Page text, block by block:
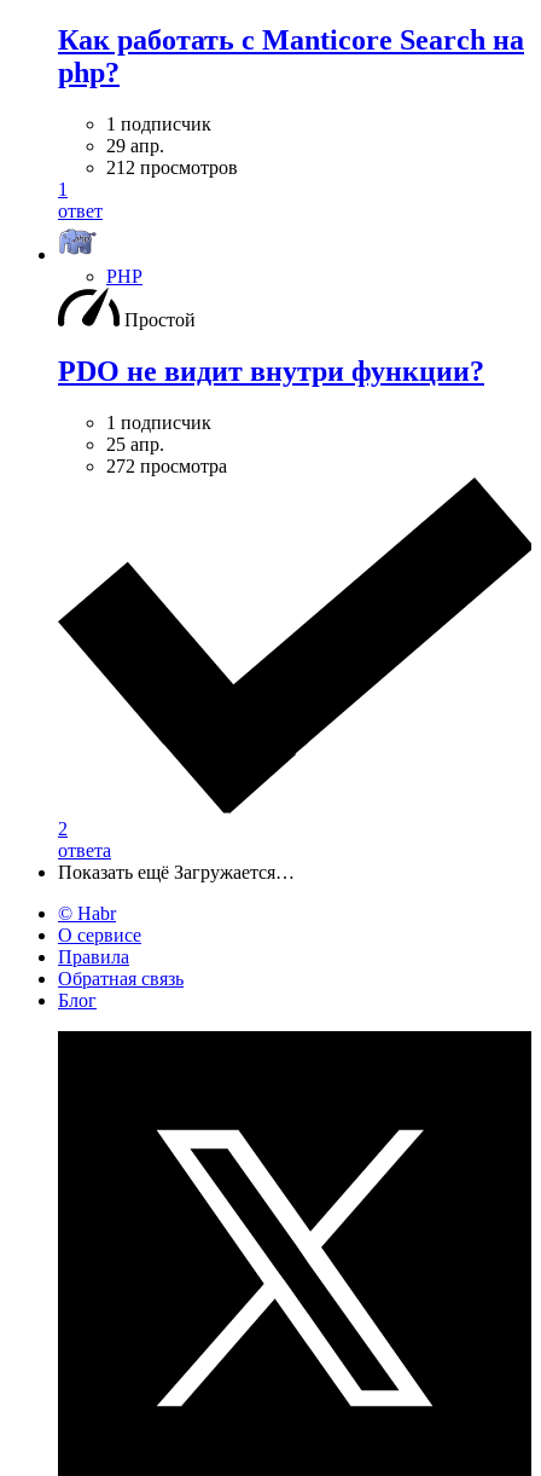
Как работать с Manticore Search на
php?
1 подписчик
29 апр.
212 просмотров
1
ответ
PHP
Простой
PDO не видит внутри функции?
1 подписчик
25 апр.
272 просмотра
2
ответа
Показать ещё Загружается…
© Habr
О сервисе
Правила
Обратная связь
Блог